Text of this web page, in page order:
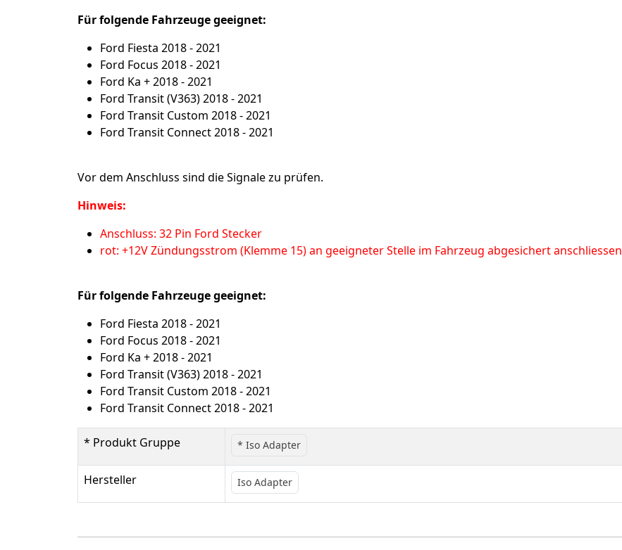
Für folgende Fahrzeuge geeignet:
Ford Fiesta 2018 - 2021
Ford Focus 2018 - 2021
Ford Ka + 2018 - 2021
Ford Transit (V363) 2018 - 2021
Ford Transit Custom 2018 - 2021
Ford Transit Connect 2018 - 2021
Vor dem Anschluss sind die Signale zu prüfen.
Hinweis:
Anschluss: 32 Pin Ford Stecker
rot: +12V Zündungsstrom (Klemme 15) an geeigneter Stelle im Fahrzeug abgesichert anschliessen
Für folgende Fahrzeuge geeignet:
Ford Fiesta 2018 - 2021
Ford Focus 2018 - 2021
Ford Ka + 2018 - 2021
Ford Transit (V363) 2018 - 2021
Ford Transit Custom 2018 - 2021
Ford Transit Connect 2018 - 2021
* Produkt Gruppe * Iso Adapter
Hersteller Iso Adapter